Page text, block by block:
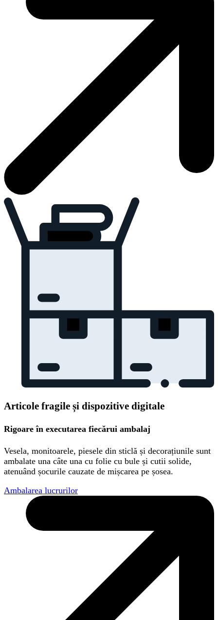
Articole fragile și dispozitive digitale
Rigoare în executarea fiecărui ambalaj
Vesela, monitoarele, piesele din sticlă și decorațiunile sunt
ambalate una câte una cu folie cu bule și cutii solide,
atenuând șocurile cauzate de mișcarea pe șosea.
Ambalarea lucrurilor